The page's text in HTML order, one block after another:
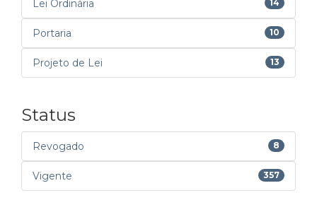
Lei Ordinária 14
Portaria 10
Projeto de Lei 13
Status
Revogado 8
Vigente 357